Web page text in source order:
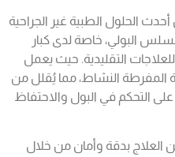
الحلول الطبية غير الجراحية
البولي، خاصة لدى كبار
التقليدية. حيث يعمل
المفرطة النشاط، مما يُقلل من
على التحكم في البول والاحتفاظ
العلاج بدقة وأمان من خلال